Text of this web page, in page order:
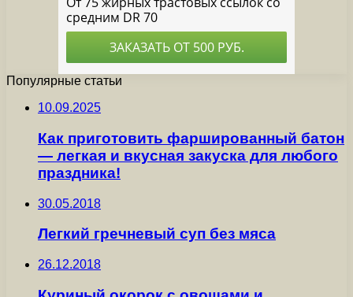
Популярные статьи
10.09.2025
Как приготовить фаршированный батон
— легкая и вкусная закуска для любого
праздника!
30.05.2018
Легкий гречневый суп без мяса
26.12.2018